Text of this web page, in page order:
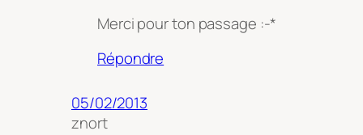
Merci pour ton passage :-*
Répondre
05/02/2013
znort